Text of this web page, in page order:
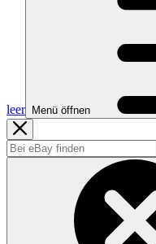
leer Menü öffnen